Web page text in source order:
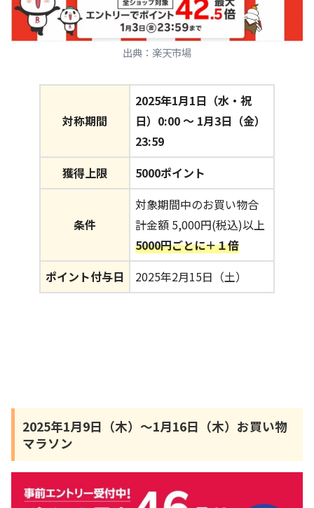
出典：楽天市場
対称期間
2025年1月1日（水・祝
日）0:00 〜 1月3日（金）
23:59
獲得上限
5000ポイント
条件
対象期間中のお買い物合
計金額 5,000円(税込)以上
5000円ごとに＋１倍
ポイント付与日
2025年2月15日（土）
2025年1月9日（木）～1月16日（木）お買い物
マラソン